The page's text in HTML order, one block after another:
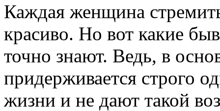
Каждая женщина
красиво. Но вот какие
точно знают. Ведь, в
придерживается строго
жизни и не дают такой